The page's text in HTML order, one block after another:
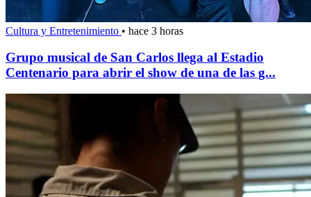
Cultura y Entretenimiento • hace 3 horas
Grupo musical de San Carlos llega al Estadio
Centenario para abrir el show de una de las g...